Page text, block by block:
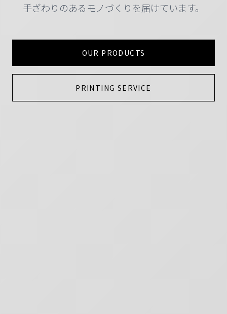
手ざわりのあるモノづくりを届けています。
OUR PRODUCTS
PRINTING SERVICE